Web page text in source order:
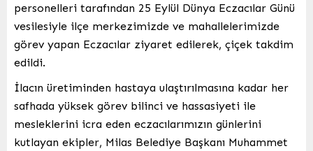
personelleri tarafından 25 Eylül Dünya Eczacılar Günü
vesilesiyle ilçe merkezimizde ve mahallelerimizde
görev yapan Eczacılar ziyaret edilerek, çiçek takdim
edildi.
İlacın üretiminden hastaya ulaştırılmasına kadar her
safhada yüksek görev bilinci ve hassasiyeti ile
mesleklerini icra eden eczacılarımızın günlerini
kutlayan ekipler, Milas Belediye Başkanı Muhammet